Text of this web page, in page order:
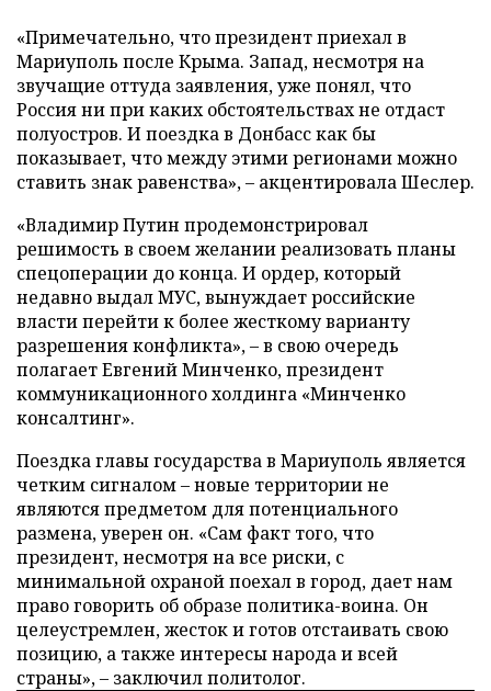
«Примечательно, что президент приехал в
Мариуполь после Крыма. Запад, несмотря на
звучащие оттуда заявления, уже понял, что
Россия ни при каких обстоятельствах не отдаст
полуостров. И поездка в Донбасс как бы
показывает, что между этими регионами можно
ставить знак равенства», – акцентировала Шеслер.
«Владимир Путин продемонстрировал
решимость в своем желании реализовать планы
спецоперации до конца. И ордер, который
недавно выдал МУС, вынуждает российские
власти перейти к более жесткому варианту
разрешения конфликта», – в свою очередь
полагает Евгений Минченко, президент
коммуникационного холдинга «Минченко
консалтинг».
Поездка главы государства в Мариуполь является
четким сигналом – новые территории не
являются предметом для потенциального
размена, уверен он. «Сам факт того, что
президент, несмотря на все риски, с
минимальной охраной поехал в город, дает нам
право говорить об образе политика-воина. Он
целеустремлен, жесток и готов отстаивать свою
позицию, а также интересы народа и всей
страны», – заключил политолог.